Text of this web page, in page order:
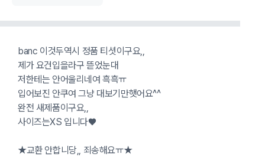
banc 이것두역시 정품 티셧이구요,,
제가 요건입을라구 뜯었눈대
저한테는 안어울리네여 흑흑ㅠ
입어보진 안쿠여 그냥 대보기만햇어요^^
완전 새제품이구요,,
사이즈는XS 입니다♥
★교환 안합니당,, 죄송해요ㅠ★